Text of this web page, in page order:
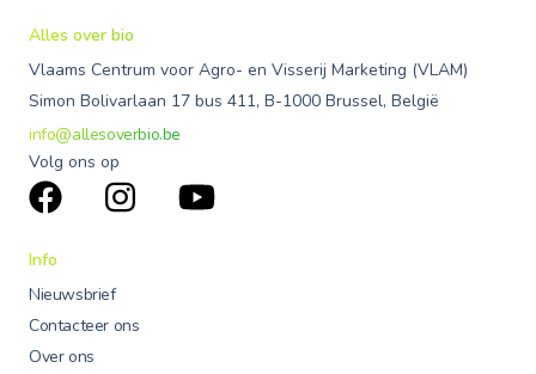
Alles over bio
Vlaams Centrum voor Agro- en Visserij Marketing (VLAM)
Simon Bolivarlaan 17 bus 411, B-1000 Brussel, België
info@allesoverbio.be
Volg ons op
Info
Nieuwsbrief
Contacteer ons
Over ons